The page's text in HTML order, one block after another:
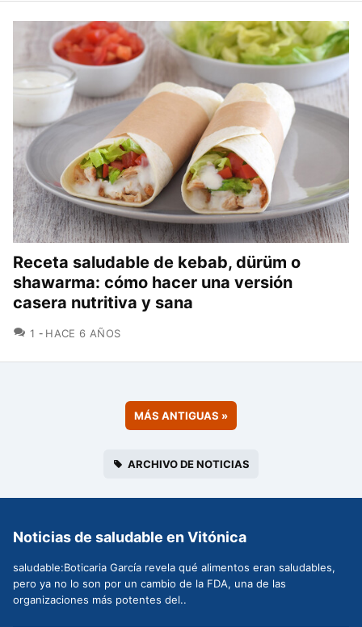
Receta saludable de kebab, dürüm o
shawarma: cómo hacer una versión
casera nutritiva y sana
1 COMENTARIOS
HACE 6 AÑOS
MÁS ANTIGUAS »
ARCHIVO DE NOTICIAS
Noticias de saludable en Vitónica
saludable:Boticaria García revela qué alimentos eran saludables,
pero ya no lo son por un cambio de la FDA, una de las
organizaciones más potentes del..